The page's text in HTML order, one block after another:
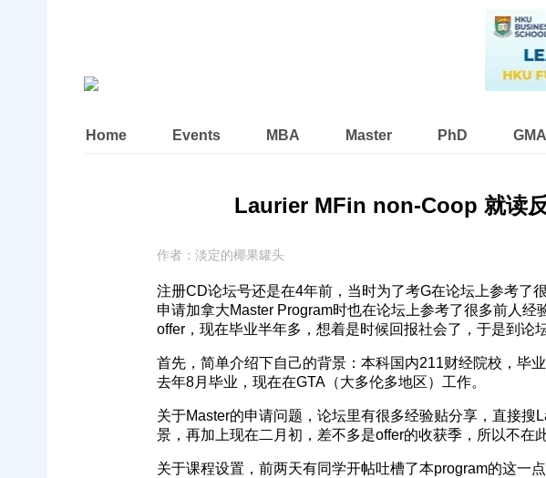
Home Events MBA Master PhD
Laurier MFin non-Coop 就读
作者： 淡定的椰果罐头
注册CD论坛号还是在4年前，当时为了考G在论坛上参考了
申请加拿大Master Program时也在论坛上参考了很多前人经
offer，现在毕业半年多，想着是时候回报社会了，于是到论
首先，简单介绍下自己的背景：本科国内211财经院校，毕
去年8月毕业，现在在GTA（大多伦多地区）工作。
关于Master的申请问题，论坛里有很多经验贴分享，直接搜
景，再加上现在二月初，差不多是offer的收获季，所以不在
关于课程设置，前两天有同学开帖吐槽了本program的这一